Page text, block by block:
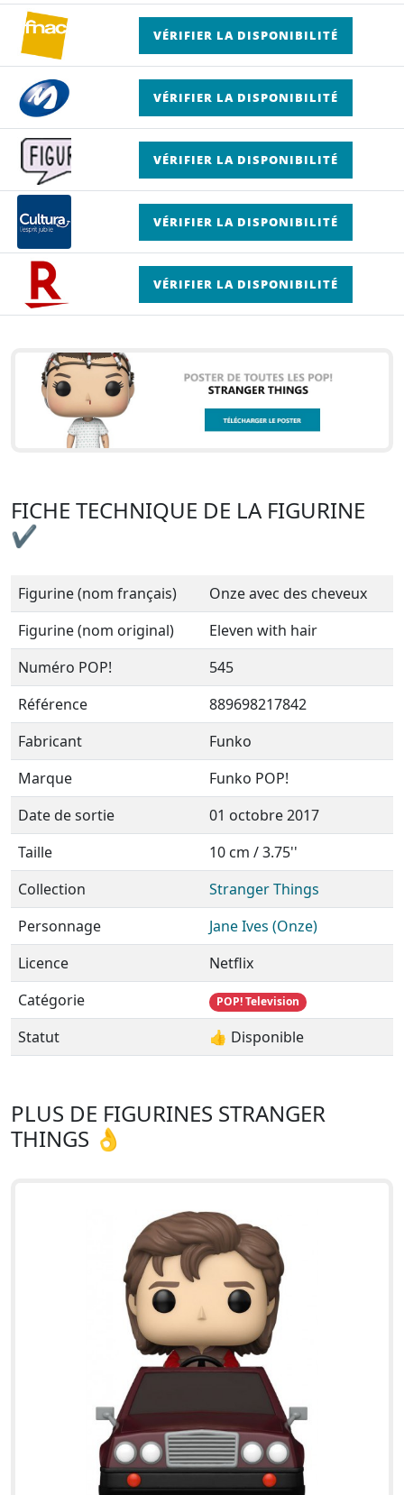
VÉRIFIER LA DISPONIBILITÉ
VÉRIFIER LA DISPONIBILITÉ
VÉRIFIER LA DISPONIBILITÉ
VÉRIFIER LA DISPONIBILITÉ
VÉRIFIER LA DISPONIBILITÉ
FICHE TECHNIQUE DE LA FIGURINE
✔
Figurine (nom français)
Onze avec des cheveux
Figurine (nom original)
Eleven with hair
Numéro POP!
545
Référence
889698217842
Fabricant
Funko
Marque
Funko POP!
Date de sortie
01 octobre 2017
Taille
10 cm / 3.75''
Collection
Stranger Things
Personnage
Jane Ives (Onze)
Licence
Netflix
Catégorie
POP! Television
Statut 👍 Disponible
PLUS DE FIGURINES STRANGER
THINGS 👌